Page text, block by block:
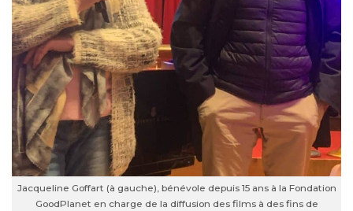
Jacqueline Goffart (à gauche), bénévole depuis 15 ans à la Fondation
GoodPlanet en charge de la diffusion des films à des fins de